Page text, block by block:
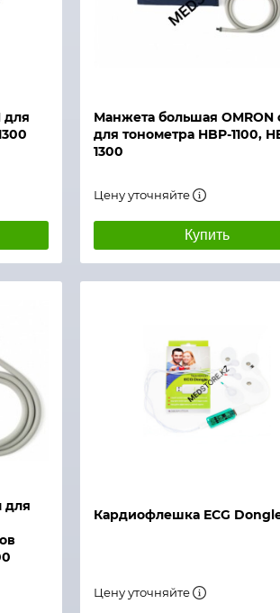
для
Манжета большая OMRON
для тонометра HBP-1100,
1300
Цену уточняйте
Купить
для
Кардиофлешка ECG
Цену уточняйте